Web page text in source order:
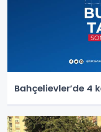
Bahçelievler’de 4